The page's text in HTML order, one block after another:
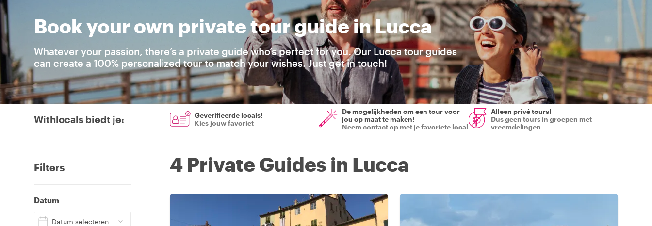
Book your own private tour guide in Lucca
Whatever your passion, there’s a private guide who’s perfect for you. Our Lucca tour guides
can create a 100% personalized tour to match your wishes. Just get in touch!
Withlocals biedt je:
Geverifieerde locals!
Kies jouw favoriet
De mogelijkheden om een tour voor
jou op maat te maken!
Neem contact op met je favoriete local
Alleen privé tours!
Dus geen tours in groepen met
vreemdelingen
Filters
Datum
Datum selecteren
4 Private Guides in Lucca